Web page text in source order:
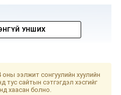
УНШИХ
ээлжит сонгуулийн хуулийн
тус сайтын сэтгэгдэл хэсгийг
хаасан болно.